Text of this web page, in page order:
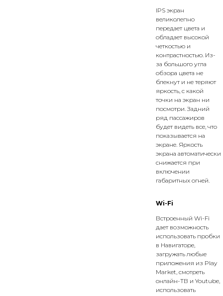
IPS экран
великолепно
передает цвета и
обладает высокой
четкостью и
контрастностью. Из-
за большого угла
обзора цвета не
блекнут и не теряют
яркость, с какой
точки на экран ни
посмотри. Задний
ряд пассажиров
будет видеть все, что
показывается на
экране. Яркость
экрана автоматически
снижается при
включении
габаритных огней.
Wi-Fi
Встроенный Wi-Fi
дает возможность
использовать пробки
в Навигаторе,
загружать любые
приложения из Play
Market, смотреть
онлайн-ТВ и Youtube,
использовать